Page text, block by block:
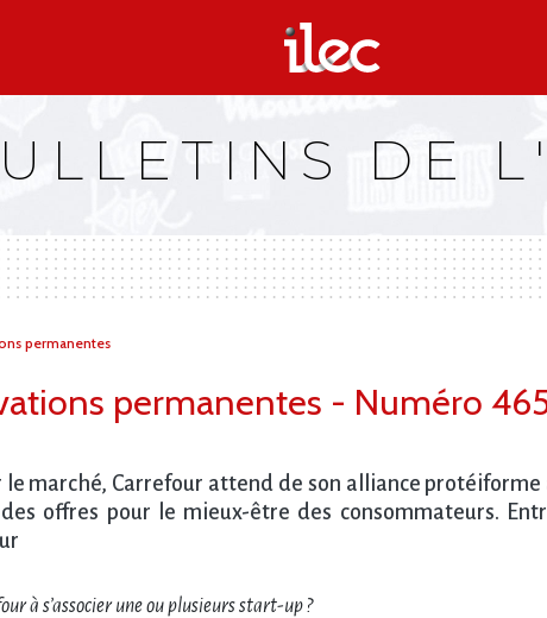
DE
permanentes
permanentes - Numéro
marché, Carrefour attend de son alliance
offres pour le mieux-être des consommateurs.
à s’associer une ou plusieurs start-up ?